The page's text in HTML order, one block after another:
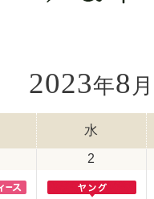
2023年8 月
水
2